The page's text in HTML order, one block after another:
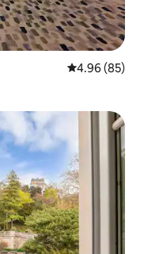
Calificación
4.96 (85)